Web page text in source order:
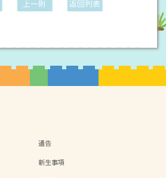
上一則 返回列表
通告
新生事項